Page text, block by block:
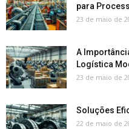
para
23 de maio de
A
Logística
23 de maio de
Soluções
22 de maio de